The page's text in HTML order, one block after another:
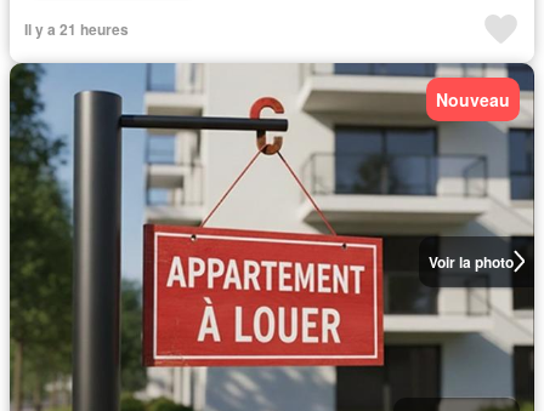
Il y a 21 heures
Voir la photo
Nouveau